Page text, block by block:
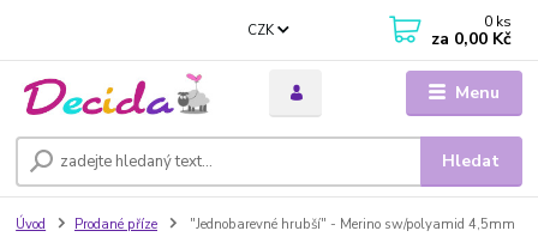
Menu
CZK
Hledat
0 ks
za 0,00 Kč
Úvod Prodané příze "Jednobarevné hrubší" - Merino sw/polyamid 4,5mm